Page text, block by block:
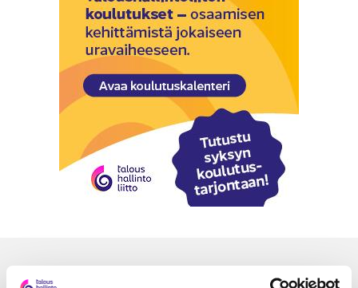
Luetuimmat